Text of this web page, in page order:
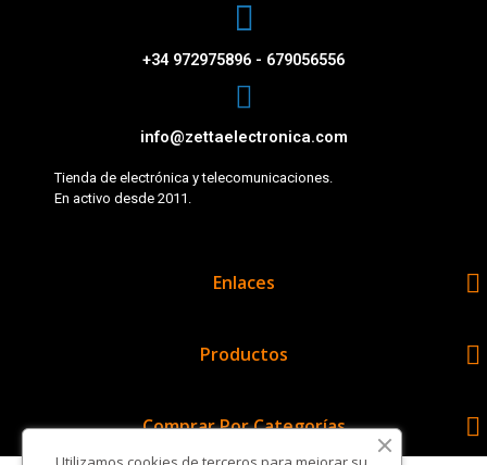
+34 972975896 - 679056556
info@zettaelectronica.com
Tienda de electrónica y telecomunicaciones.
En activo desde 2011.
Enlaces 
Productos 
Comprar Por Categorías 